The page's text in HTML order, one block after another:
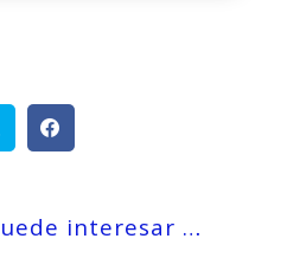
interesar …